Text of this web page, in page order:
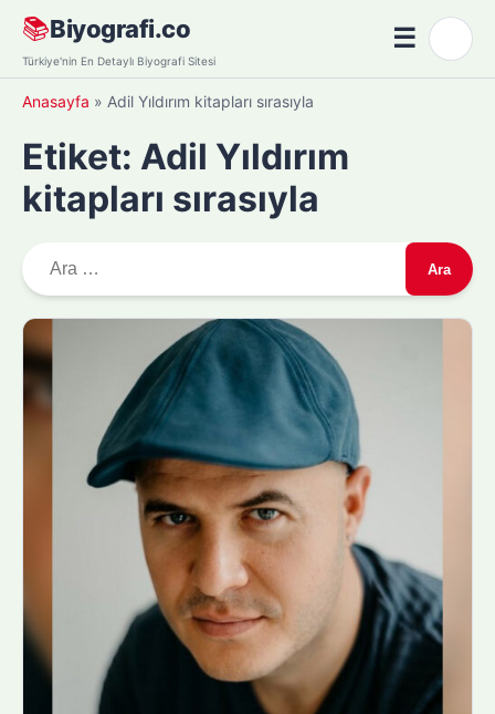
Skip
content
📚Biyografi.co
Türkiye'nin En Detaylı Biyografi Sitesi
☰Menü
Anasayfa » Adil Yıldırım kitapları sırasıyla
Etiket: Adil Yıldırım
kitapları sırasıyla
r
m